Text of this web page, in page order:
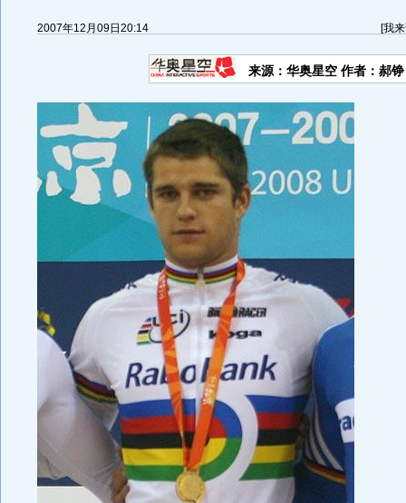
2007年12月09日20:14 [我
来源：华奥星空 作者：郝铮